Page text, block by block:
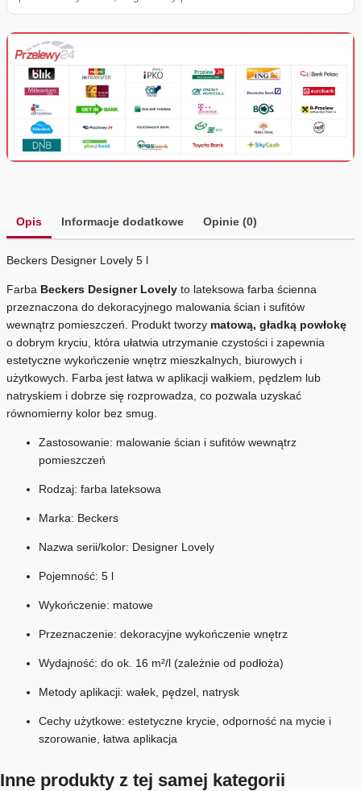
Opis Informacje dodatkowe Opinie (0)
Beckers Designer Lovely 5 l
Farba Beckers Designer Lovely to lateksowa farba ścienna
przeznaczona do dekoracyjnego malowania ścian i sufitów
wewnątrz pomieszczeń. Produkt tworzy matową, gładką powłokę
o dobrym kryciu, która ułatwia utrzymanie czystości i zapewnia
estetyczne wykończenie wnętrz mieszkalnych, biurowych i
użytkowych. Farba jest łatwa w aplikacji wałkiem, pędzlem lub
natryskiem i dobrze się rozprowadza, co pozwala uzyskać
równomierny kolor bez smug.
Zastosowanie: malowanie ścian i sufitów wewnątrz
pomieszczeń
Rodzaj: farba lateksowa
Marka: Beckers
Nazwa serii/kolor: Designer Lovely
Pojemność: 5 l
Wykończenie: matowe
Przeznaczenie: dekoracyjne wykończenie wnętrz
Wydajność: do ok. 16 m²/l (zależnie od podłoża)
Metody aplikacji: wałek, pędzel, natrysk
Cechy użytkowe: estetyczne krycie, odporność na mycie i
szorowanie, łatwa aplikacja
Inne produkty z tej samej kategorii